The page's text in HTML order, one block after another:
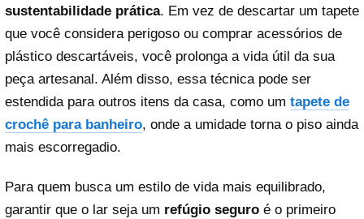
sustentabilidade prática. Em vez de descartar um tapete
que você considera perigoso ou comprar acessórios de
plástico descartáveis, você prolonga a vida útil da sua
peça artesanal. Além disso, essa técnica pode ser
estendida para outros itens da casa, como um tapete de
crochê para banheiro, onde a umidade torna o piso ainda
mais escorregadio.
Para quem busca um estilo de vida mais equilibrado,
garantir que o lar seja um refúgio seguro é o primeiro